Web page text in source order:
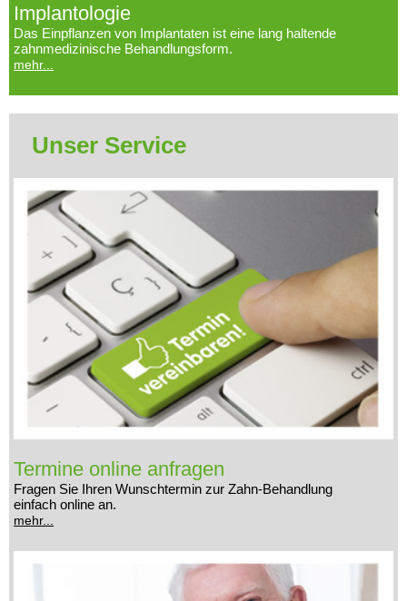
Implantologie
Das Einpflanzen von Implantaten ist eine lang haltende
zahnmedizinische Behandlungsform.
mehr...
Unser Service
Termine online anfragen
Fragen Sie Ihren Wunschtermin zur Zahn-Behandlung
einfach online an.
mehr...